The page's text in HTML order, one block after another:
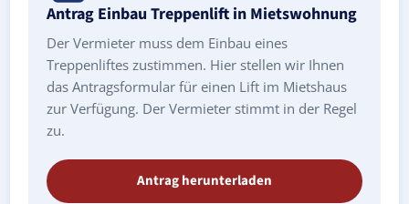
Antrag Einbau Treppenlift in Mietswohnung
Der Vermieter muss dem Einbau eines
Treppenliftes zustimmen. Hier stellen wir Ihnen
das Antragsformular für einen Lift im Mietshaus
zur Verfügung. Der Vermieter stimmt in der Regel
zu.
Antrag herunterladen